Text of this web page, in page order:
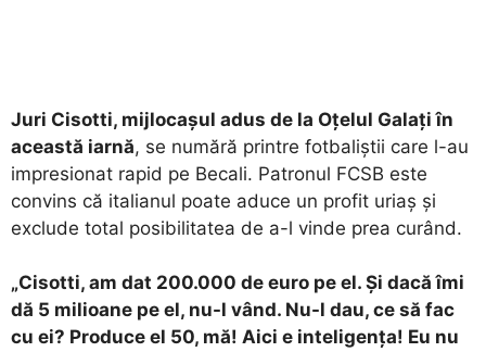
Juri Cisotti, mijlocașul adus de la Oțelul Galați în
această iarnă, se numără printre fotbaliștii care l-au
impresionat rapid pe Becali. Patronul FCSB este
convins că italianul poate aduce un profit uriaș și
exclude total posibilitatea de a-l vinde prea curând.
„Cisotti, am dat 200.000 de euro pe el. Și dacă îmi
dă 5 milioane pe el, nu-l vând. Nu-l dau, ce să fac
cu ei? Produce el 50, mă! Aici e inteligența! Eu nu